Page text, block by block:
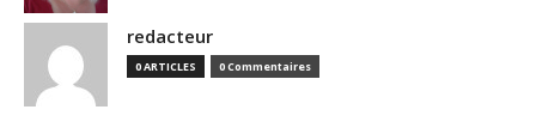
redacteur
0 ARTICLES 0 Commentaires